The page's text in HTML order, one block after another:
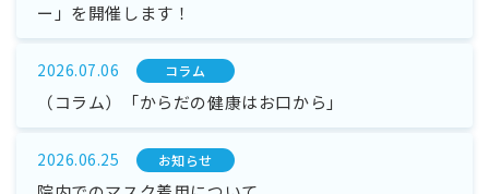
ー」を開催します！
2026.07.06 コラム
（コラム）「からだの健康はお口から」
2026.06.25 お知らせ